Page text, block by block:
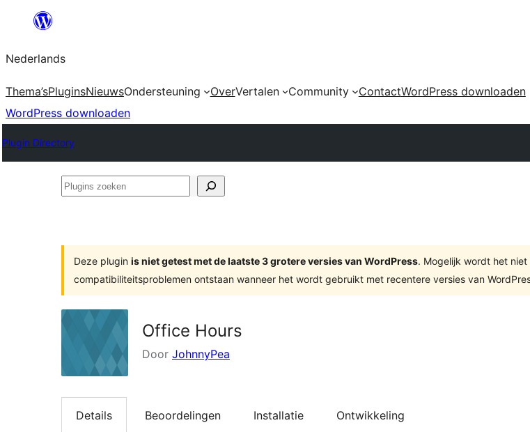
de
inhoud
Nederlands
Thema’sPluginsNieuwsOndersteuning OverVertalen Community ContactWordPress downloaden
WordPress downloaden
Plugin Directory
Plugins
Deze plugin is niet getest met de laatste 3 grotere versies van WordPress. Mogelijk wordt het
compatibiliteitsproblemen ontstaan wanneer het wordt gebruikt met recentere versies van
Office Hours
Door JohnnyPea
Details Beoordelingen Installatie Ontwikkeling